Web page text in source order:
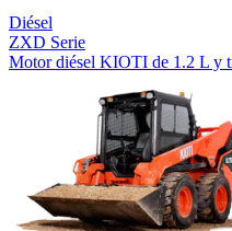
Diésel
ZXD Serie
Motor diésel KIOTI de 1.2 L y